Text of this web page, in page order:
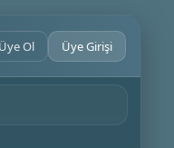
Üye Ol Üye Girişi